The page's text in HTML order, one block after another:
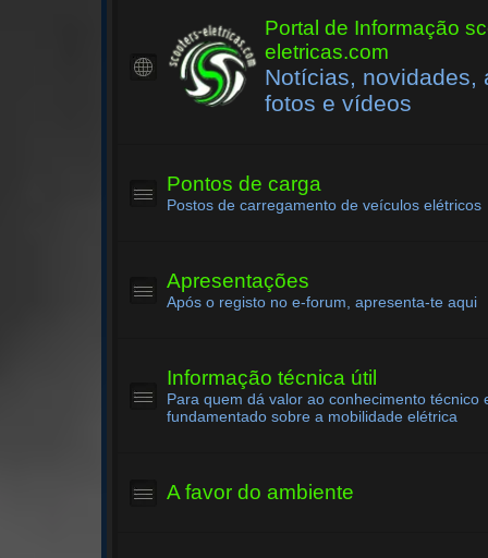
Portal de Informação
eletricas.com
Notícias, novidades,
fotos e vídeos
Pontos de carga
Postos de carregamento de veículos elétricos
Apresentações
Após o registo no e-forum, apresenta-te aqui
Informação técnica útil
Para quem dá valor ao conhecimento técnico
fundamentado sobre a mobilidade elétrica
A favor do ambiente